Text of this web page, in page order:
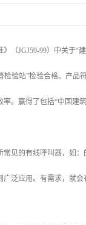
（JGJ59-99）中关于
验站”检验合格。产
。赢得了包括“中国建
见的有线呼叫器，如
泛应用。有需求，就会